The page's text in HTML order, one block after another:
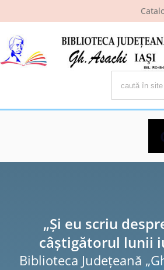
Ştiri şi evenimente
„Și eu scriu
câștigătorul lunii
Biblioteca Judeţeană